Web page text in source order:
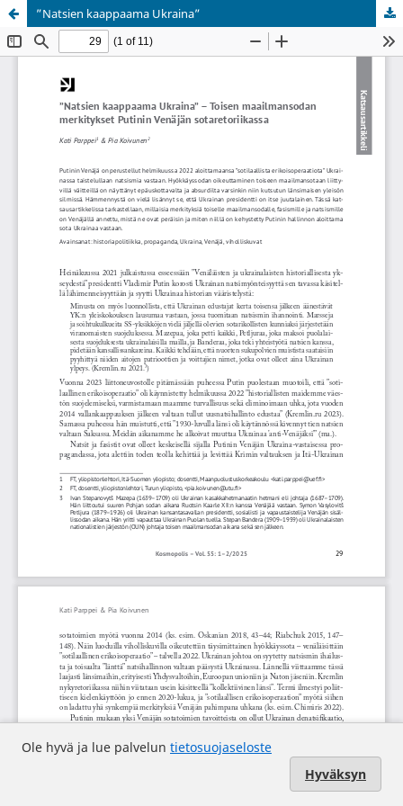
”Natsien kaappaama Ukraina”
Ole hyvä ja lue palvelun tietosuojaseloste
Hyväksyn
Palvelua ylläpitää